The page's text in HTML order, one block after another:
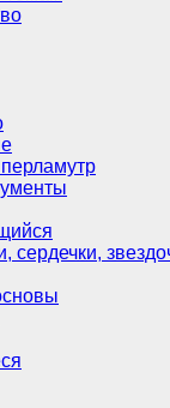
сердечки,